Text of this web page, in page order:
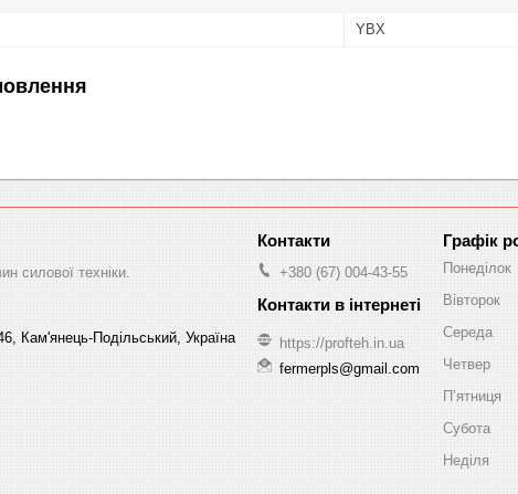
YBX
силової техніки.
Кам'янець-Подільський, Україна
+380 (67) 004-43-55
https://profteh.in.ua
fermerpls@gmail.com
Графік
Понеділок
Вівторок
Середа
Четвер
Пʼятниця
Субота
Неділя